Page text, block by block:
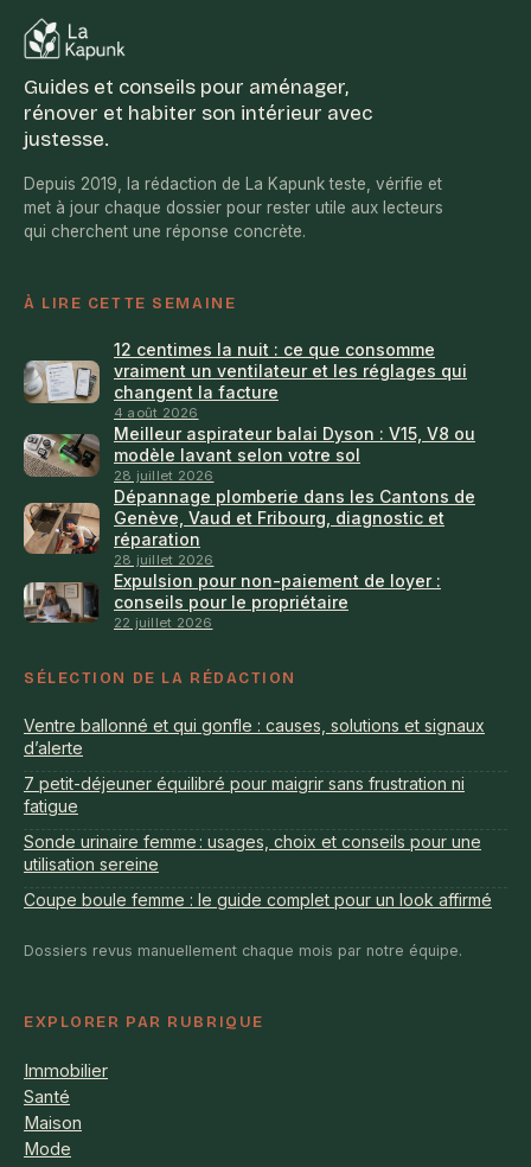
Guides et conseils pour aménager,
rénover et habiter son intérieur avec
justesse.
Depuis 2019, la rédaction de La Kapunk teste, vérifie et
met à jour chaque dossier pour rester utile aux lecteurs
qui cherchent une réponse concrète.
À LIRE CETTE SEMAINE
12 centimes la nuit : ce que consomme
vraiment un ventilateur et les réglages qui
changent la facture
4 août 2026
Meilleur aspirateur balai Dyson : V15, V8 ou
modèle lavant selon votre sol
28 juillet 2026
Dépannage plomberie dans les Cantons de
Genève, Vaud et Fribourg, diagnostic et
réparation
28 juillet 2026
Expulsion pour non-paiement de loyer :
conseils pour le propriétaire
22 juillet 2026
SÉLECTION DE LA RÉDACTION
Ventre ballonné et qui gonfle : causes, solutions et signaux
d’alerte
7 petit-déjeuner équilibré pour maigrir sans frustration ni
fatigue
Sonde urinaire femme : usages, choix et conseils pour une
utilisation sereine
Coupe boule femme : le guide complet pour un look affirmé
Dossiers revus manuellement chaque mois par notre équipe.
EXPLORER PAR RUBRIQUE
Immobilier
Santé
Maison
Mode